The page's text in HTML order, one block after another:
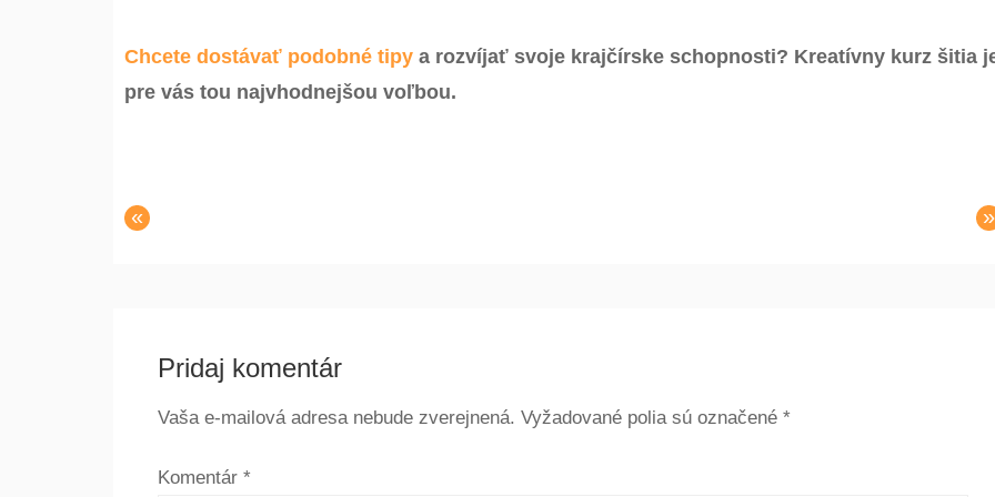
Chcete dostávať podobné tipy a rozvíjať svoje krajčírske schopnosti? Kreatívny kurz šitia
pre vás tou najvhodnejšou voľbou.
« »
Pridaj komentár
Vaša e-mailová adresa nebude zverejnená. Vyžadované polia sú označené *
Komentár *